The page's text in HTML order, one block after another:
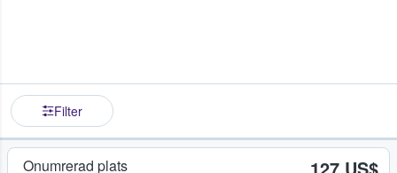
Filter
Onumrerad plats